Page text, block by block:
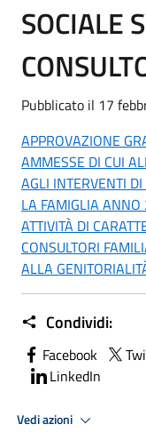
SOCIALE
Pubblicato il 17
APPROVAZIONE
AMMESSE DI CUI
AGLI INTERVENTI
LA FAMIGLIA
ATTIVITÀ DI
CONSULTORI
ALLA
Condividi:
Facebook
LinkedIn
Vedi azioni